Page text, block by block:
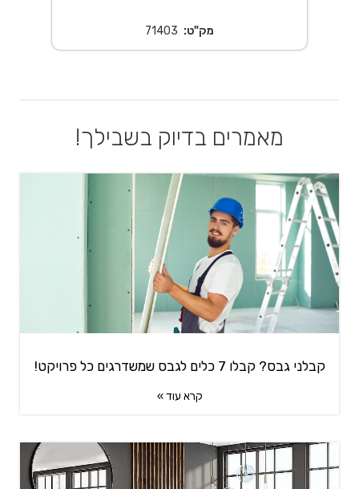
מק"ט: 71403
מאמרים בדיוק בשבילך!
קבלני גבס? קבלו 7 כלים לגבס שמשדרגים כל פרויקט!
קרא עוד »